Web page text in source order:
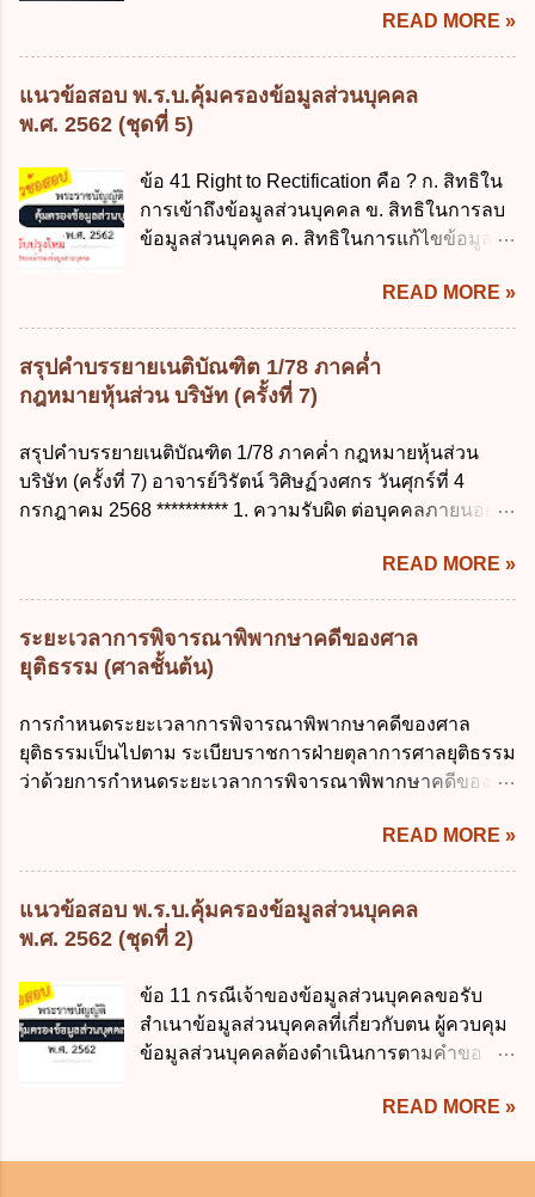
การบริหารงานภาครัฐและการจัดทำบริการ
สาธารณะในรูปแบบดิจิทัล ข้อ 4 กรรมการ
พัฒนารัฐบาลดิจิทัลโดยตำแหน่ง ม...
มารดา 2.2 บิดาหรือมารดา ซึ่งเป็นผู้ใช้
อยู่ด้วยเป็นประจำหรือที่เด็กอยู่รับใช้การงาน
3. ผู้ปกครองดังกล่าว มีหน้าที่ ส่งเด็กเข้าเรียน
ต้น (ภาคเรียนที่ 1) 4. กรณีผู้ปกครองยังไม่ได้
ส่งเด็กเข้าเรียนภายใน 7 วัน นับแต่วันแรกของ
การเปิดเรียนภาคต้น ถ้าสถานศึกษายังมิไ...
ส่วนราชการมีเงินทดรองราชการเพื่อรองจ่าย
ตามข้อผูกพันในการกู้เงินจากต่างประเทศ ค.
รองรับการปฏิบัติงานด้านการเงินการคลังตาม
นโยบาย New GFMIS Thai ง. สนับสนุนการให้
ความช่วยเหลือในกรณีจำเป็นเร่งด่วนที่ไม่
สามารถรอการเบิกเงินจากงบประมาณได้ ข้อ
2 ระเบียบกระทรวงการคลัง ว่าด้วยเงินทดรอง
ราชการ พ.ศ. 2562 ออกโดยอาศัยกฎหมาย
แม่บทใด ก. พระราชบัญญัติวิธีการงบ
ประมาณ พ.ศ. 2561 ข. พระราชบัญญัติวินัย
กระทรวงการคลัง ว่าด้วยการเบิกเงินจากคลัง
การรับเงิน การจ่ายเงิน การเก็บรักษาเงิน และ
ราชการผู้เบิกในส่วนภูมิภาคมีอำนาจเก็บ
รักษาเงินทดรองราชการไว้ ณ ที่ทำการ เพื่อ
สำรองจ่ายได้แห่งละไม่เกินเท่าใร ก. 100,000
บาท ข้อ 4 ดอกเบี้ยที่เกิดจากการนำเงินทดรอง
ราชการจำนวนที่เกินกว่า...
READ MORE »
แนวข้อสอบ พ.ร.บ.คุ้มครองข้อมูลส่วนบุคคล
พ.ศ. 2562 (ชุดที่ 5)
ข้อ 41 Right to Rectification คือ ? ก. สิทธิใน
การเข้าถึงข้อมูลส่วนบุคคล ข. สิทธิในการลบ
ข้อมูลส่วนบุคคล ค. สิทธิในการแก้ไขข้อมูล
การประมวลผลข้อมูลส่วนบุคคล ข้อ 42 ผู้
ควบคุมข้อมูลส่วนบุคคลต้องแก้ไขข้อมูลส่วน
บุคคลตามหลักการข้อใด ก. ถูกต้อง เป็น
ปัจจุบัน ข. สมบูรณ์ ค. ไม่ก่อให้เกิดความ
เข้าใจผิด ง. ถูกทุกข้อ ข้อ 43 มาตรการทาง
กฎหมายคุ้มครองข้อมูลส่วนบุคคล ในกรณีผู้
ควบคุมข้อมูลส่วนบุคคลไม่ดำเนินการแก้ไข
ข้อมูลส่วนบุคคลให้ถูกต้อง ก. ร้องทุกข์ ข. ร้อง
เรียน ค. อุทธรณ์ ง. ฟ้องร้อง ข้อ 44 หลักการ
สำคัญของสิทธิในการลบข้อมูลส่วนบุคคล คือ
ส่วนบุคคล ค. ทำให้ข้อมูลส่วนบุคคลไม่
สามารถระบุถึงตนได้ ง. ถูกทุกข้อ ข้อ 45
ใดไม่เกี่ยวข้อง ก. ข้อมูลหมดความจำเป็นใน
การประมวลผลตามวัตถุประสงค์ ข. เป็นข้อมูล
ส่วนบุคคลที่ไม่สมบูรณ์ ค. เจ้าของข้อมูลส่วน
ใช้หรือเปิดเผยข้อมูลส่วนบุคคล ง. ข้อมูลส่วน
บุคคลได้ถูกใช้ประมวลผลโดยไม่ชอบด้วย
กฎ...
READ MORE »
สรุปคำบรรยายเนติบัณฑิต 1/78 ภาคค่ำ
กฎหมายหุ้นส่วน บริษัท (ครั้งที่ 7)
สรุปคำบรรยายเนติบัณฑิต 1/78 ภาคค่ำ กฎหมายหุ้นส่วน
บริษัท (ครั้งที่ 7) อาจารย์วิรัตน์ วิศิษฏ์วงศกร วันศุกร์ที่ 4
กรกฎาคม 2568 ********** 1. ความรับผิด ต่อบุคคลภายนอก
คนใดคนหนึ่งได้จัดทำไปในทางที่เป็น ธรรมดาการค้าขาย
ของห้างหุ้นส่วน ม.1050 , 1025 โดยพิจารณาตามสภาพแห่ง
กิจการ การงานของห้าง และประเพณีทางการค้า -หุ้นส่วน
ต้องจัดการในนามของห้าง ไม่ว่าจะมีมูลเหตุจูงใจเพราะทุจริต
หรือมีอำนาจจัดการหรือไม่ก็ตาม จึงเป็นไปตามหลักกฎหมาย
ปิดปากหุ้นส่วนคนอื่น และหลักลูกหนี้ร่วมตามม.291 เพื่อ
คุ้มครองบุคคลภายนอกผู้สุจริต ไม่ว่าการจัดการนั้นจะก่อให้
เกิดมูลหนี้ใดก็ตาม รวมถึงมูลละเมิด 1.1) กรณีห้างหุ้นส่วน
ชอบที่จะเรียกให้ชำระหนี้เอาแต่ผู้เป็นหุ้นส่วนคนใคคนหนึ่ง
ไม่เป็นการยาก ซึ่งแล้วแต่ศาลจะเห็นสมควร ม.1071 (ต่างกับ
กรณีค้ำประกัน ม.689 ศาลใช้ดุลพินิจไม่ได้) 1.2) กรณีห้างหุ้น
READ MORE »
ระยะเวลาการพิจารณาพิพากษาคดีของศาล
ยุติธรรม (ศาลชั้นต้น)
การกำหนดระยะเวลาการพิจารณาพิพากษาคดีของศาล
ยุติธรรมเป็นไปตาม ระเบียบราชการฝ่ายตุลาการศาลยุติธรรม
ว่าด้วยการกำหนดระยะเวลาการพิจารณาพิพากษาคดีของ
ไว้เป็นอย่างอื่น ซึ่งมีผลใช้บังคับตั้งแต่วันที่ 24 มกราคม 2566
เป็นต้นไป โดยในส่วนของศาลชั้นต้นมีสาระสำคัญ ดังนี้ เพื่อ
ประโยชน์ในการบริหารจัดการคดี ให้จำแนกลักษณะหรือ
ประเภทคดีออกเป็น 3 ประเภท ดังนี้ (1) คดีจัดการพิเศษ คือ
คดีลักษณะที่ไม่มีความยุ่งยากซับซ้อนและมีแนวโน้มที่จะ
พิจารณาให้เสร็จได้ภายในนัดเดียว หรือในวันหนึ่งสามารถ
พิจารณาคดีให้แล้วเสร็จได้หลายคดี หรือสามารถส่งเอกสาร
แทนการสืบพยานได้ หรือคดีประเภทอื่นที่ผู้รับผิดชอบใน
ราชการของศาลเห็นสมควรให้ดำเนินการอย่างคดีจัดการ
พิเศษ โดย ศาลจะพิจารณาพิพากษาคดีให้แล้วเสร็จ ภายใน 6
READ MORE »
แนวข้อสอบ พ.ร.บ.คุ้มครองข้อมูลส่วนบุคคล
พ.ศ. 2562 (ชุดที่ 2)
ข้อ 11 กรณีเจ้าของข้อมูลส่วนบุคคลขอรับ
สำเนาข้อมูลส่วนบุคคลที่เกี่ยวกับตน ผู้ควบคุม
ข้อมูลส่วนบุคคลต้องดำเนินการตามคำขอ
รับคำขอ ข. ไม่เกิน 15 วัน นับแต่วันที่ได้
รับคำขอ ง. ไม่เกิน 60 วัน นับแต่วันที่ได้รับคำ
READ MORE »